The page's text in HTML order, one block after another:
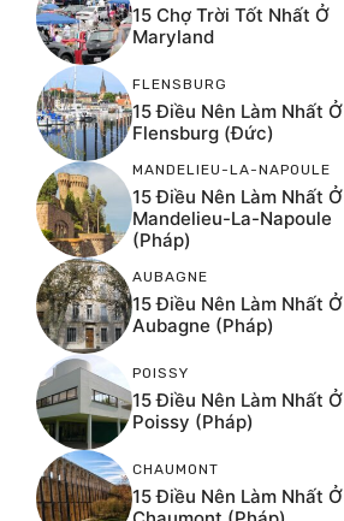
15 Chợ Trời Tốt Nhất Ở
Maryland
FLENSBURG
15 Điều Nên Làm Nhất Ở
Flensburg (Đức)
MANDELIEU-LA-NAPOULE
15 Điều Nên Làm Nhất Ở
Mandelieu-La-Napoule
(Pháp)
AUBAGNE
15 Điều Nên Làm Nhất Ở
Aubagne (Pháp)
POISSY
15 Điều Nên Làm Nhất Ở
Poissy (Pháp)
CHAUMONT
15 Điều Nên Làm Nhất Ở